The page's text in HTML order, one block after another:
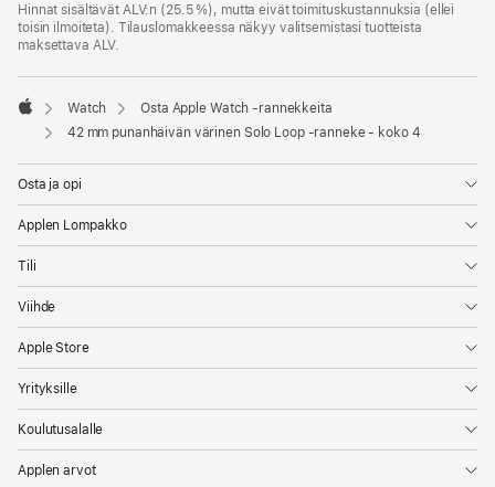
Hinnat sisältävät ALV:n (25.5 %), mutta eivät toimitus­kustannuksia (ellei
toisin ilmoiteta). Tilauslomakkeessa näkyy valitsemistasi tuotteista
maksettava ALV.
Apple
Watch
Osta Apple Watch ‑rannekkeita
42 mm punanhäivän värinen Solo Loop ‑ranneke - koko 4
Osta ja opi
Applen Lompakko
Tili
Viihde
Apple Store
Yrityksille
Koulutusalalle
Applen arvot